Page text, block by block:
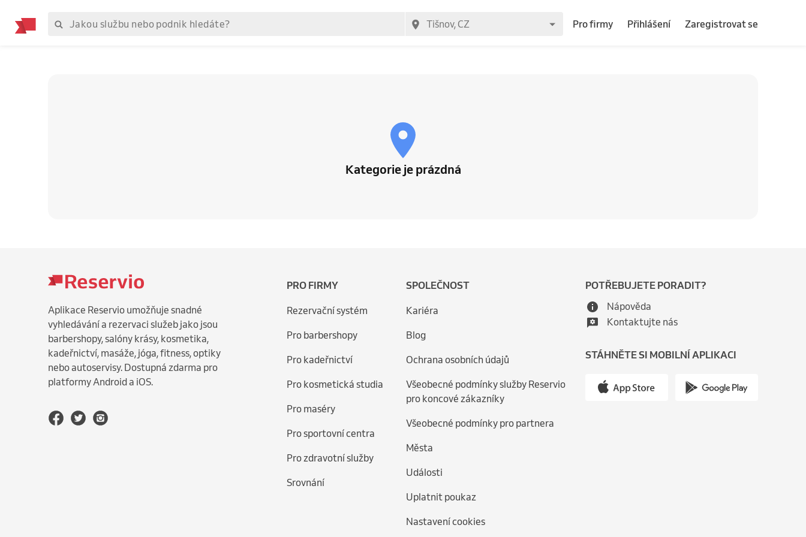
Pro firmy Přihlášení Zaregistrovat se
Kategorie je prázdná
Aplikace Reservio umožňuje snadné
vyhledávání a rezervaci služeb jako jsou
barbershopy, salóny krásy, kosmetika,
kadeřnictví, masáže, jóga, fitness, optiky
nebo autoservisy. Dostupná zdarma pro
platformy Android a iOS.
PRO FIRMY
Rezervační systém
Pro barbershopy
Pro kadeřnictví
Pro kosmetická studia
Pro maséry
Pro sportovní centra
Pro zdravotní služby
Srovnání
SPOLEČNOST
Kariéra
Blog
Ochrana osobních údajů
Všeobecné podmínky služby Reservio
pro koncové zákazníky
Všeobecné podmínky pro partnera
Města
Události
Uplatnit poukaz
Nastavení cookies
POTŘEBUJETE PORADIT?
Nápověda
Kontaktujte nás
STÁHNĚTE SI MOBILNÍ APLIKACI